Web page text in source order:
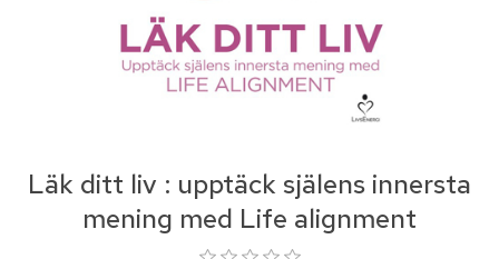
Läk ditt liv : upptäck själens innersta
mening med Life alignment